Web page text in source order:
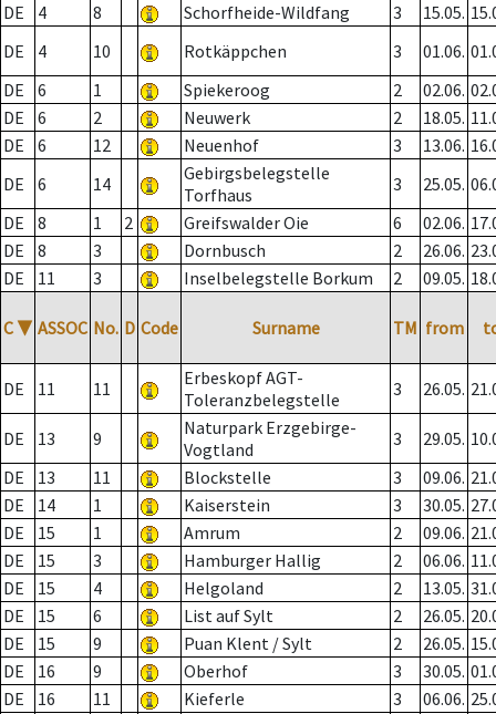
DE
4 8 Schorfheide-Wildfang 3 15.05.
DE
4 10 Rotkäppchen 3 01.06.
DE
6 1 Spiekeroog 2 02.06.
DE
6 2 Neuwerk 2 18.05.
DE
6 12 Neuenhof 3 13.06.
DE
6 14
Gebirgsbelegstelle
Torfhaus
3 25.05.
DE
8 1 2 Greifswalder Oie 6 02.06.
DE
8 3 Dornbusch 2 26.06.
DE
11 3 Inselbelegstelle Borkum 2 09.05.
C ▼ ASSOC No. D Code Surname TM from
DE 11 11
Erbeskopf AGT-
Toleranzbelegstelle
3 26.05.
DE 13 9
Naturpark Erzgebirge-
Vogtland
3 29.05.
DE
13 11 Blockstelle 3 09.06.
DE
14 1 Kaiserstein 3 30.05.
DE
15 1 Amrum 2 09.06.
DE
15 3 Hamburger Hallig 2 06.06.
DE
15 4 Helgoland 2 13.05.
DE
15 6 List auf Sylt 2 26.05.
DE
15 9 Puan Klent / Sylt 2 26.05.
DE
16 9 Oberhof 3 30.05.
DE
16 11 Kieferle 3 06.06.